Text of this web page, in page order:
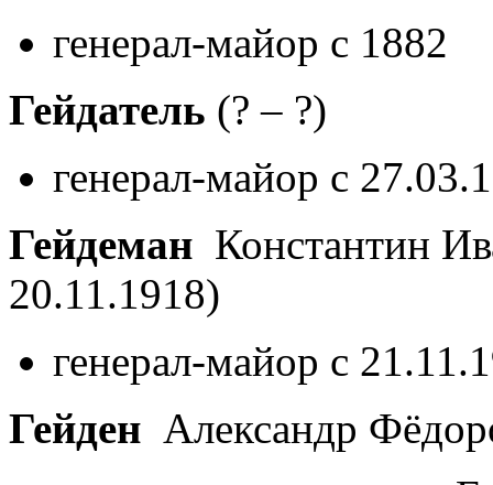
генерал-майор с 1882
Гейдатель (? – ?)
генерал-майор с
Гейдеман Константин
20.11.1918)
генерал-майор с
Гейден Александр